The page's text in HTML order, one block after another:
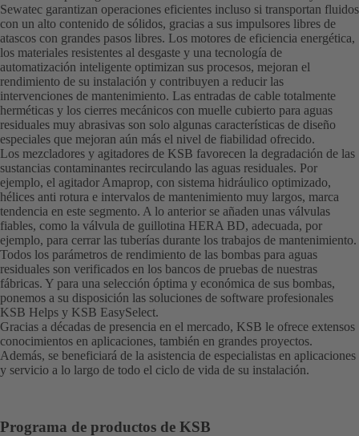
Sewatec garantizan operaciones eficientes incluso si transportan fluidos
con un alto contenido de sólidos, gracias a sus impulsores libres de
atascos con grandes pasos libres. Los motores de eficiencia energética,
los materiales resistentes al desgaste y una tecnología de
automatización inteligente optimizan sus procesos, mejoran el
rendimiento de su instalación y contribuyen a reducir las
intervenciones de mantenimiento. Las entradas de cable totalmente
herméticas y los cierres mecánicos con muelle cubierto para aguas
residuales muy abrasivas son solo algunas características de diseño
especiales que mejoran aún más el nivel de fiabilidad ofrecido.
Los mezcladores y agitadores de KSB favorecen la degradación de las
sustancias contaminantes recirculando las aguas residuales. Por
ejemplo, el agitador Amaprop, con sistema hidráulico optimizado,
hélices anti rotura e intervalos de mantenimiento muy largos, marca
tendencia en este segmento. A lo anterior se añaden unas válvulas
fiables, como la válvula de guillotina HERA BD, adecuada, por
ejemplo, para cerrar las tuberías durante los trabajos de mantenimiento.
Todos los parámetros de rendimiento de las bombas para aguas
residuales son verificados en los bancos de pruebas de nuestras
fábricas. Y para una selección óptima y económica de sus bombas,
ponemos a su disposición las soluciones de software profesionales
KSB Helps y KSB EasySelect.
Gracias a décadas de presencia en el mercado, KSB le ofrece extensos
conocimientos en aplicaciones, también en grandes proyectos.
Además, se beneficiará de la asistencia de especialistas en aplicaciones
y servicio a lo largo de todo el ciclo de vida de su instalación.
Programa de productos de KSB